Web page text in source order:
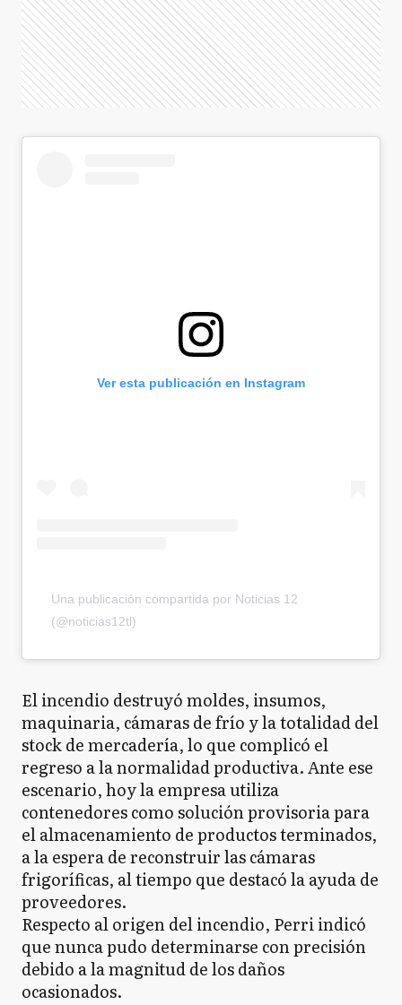
Ver esta publicación en Instagram
Una publicación compartida por Noticias 12
(@noticias12tl)
El incendio destruyó moldes, insumos,
maquinaria, cámaras de frío y la totalidad del
stock de mercadería, lo que complicó el
regreso a la normalidad productiva. Ante ese
escenario, hoy la empresa utiliza
contenedores como solución provisoria para
el almacenamiento de productos terminados,
a la espera de reconstruir las cámaras
frigoríficas, al tiempo que destacó la ayuda de
proveedores.
Respecto al origen del incendio, Perri indicó
que nunca pudo determinarse con precisión
debido a la magnitud de los daños
ocasionados.